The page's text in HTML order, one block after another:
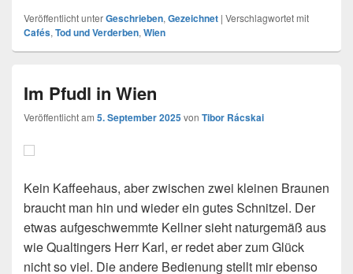
Veröffentlicht unterGeschrieben,Gezeichnet | Verschlagwortet mit
Cafés,Tod und Verderben,Wien
Im Pfudl in Wien
Veröffentlicht am 5. September 2025von Tibor Rácskai
Kein Kaffeehaus, aber zwischen zwei kleinen Braunen
braucht man hin und wieder ein gutes Schnitzel. Der
etwas aufgeschwemmte Kellner sieht naturgemäß aus
wie Qualtingers Herr Karl, er redet aber zum Glück
nicht so viel. Die andere Bedienung stellt mir ebenso